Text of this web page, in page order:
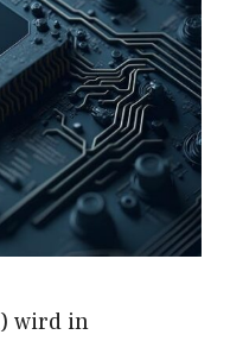
wird in